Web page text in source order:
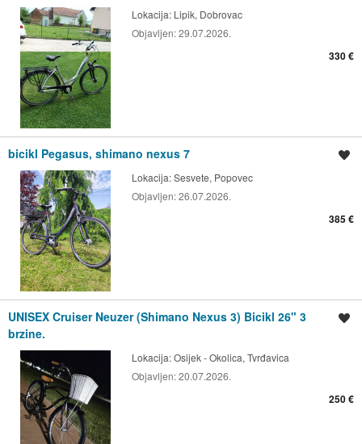
Lokacija: Lipik, Dobrovac
Objavljen:29.07.2026.
330 €
bicikl Pegasus, shimano nexus 7
Lokacija:Sesvete, Popovec
Objavljen:26.07.2026.
385 €
UNISEX Cruiser Neuzer (Shimano Nexus 3) Bicikl 26" 3
brzine.
Lokacija:Osijek - Okolica, Tvrđavica
Objavljen:20.07.2026.
250 €